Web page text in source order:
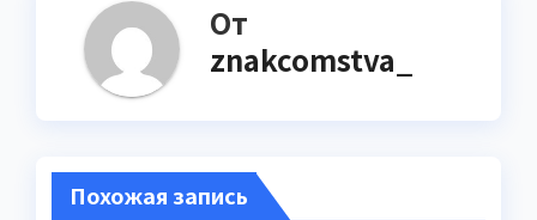
От
znakcomstva_
Похожая запись